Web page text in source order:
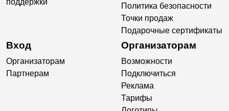
Политика безопасности
Точки продаж
Подарочные сертификаты
Вход
Организаторам
Партнерам
Организаторам
Возможности
Подключиться
Реклама
Тарифы